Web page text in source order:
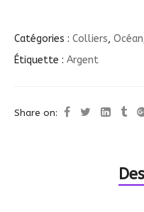
Catégories : Colliers, Océan
Étiquette : Argent
Share on: